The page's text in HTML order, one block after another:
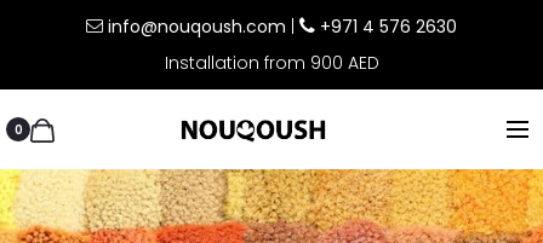
info@nouqoush.com
+971 4 576 2630
Installation from 900 AED
0